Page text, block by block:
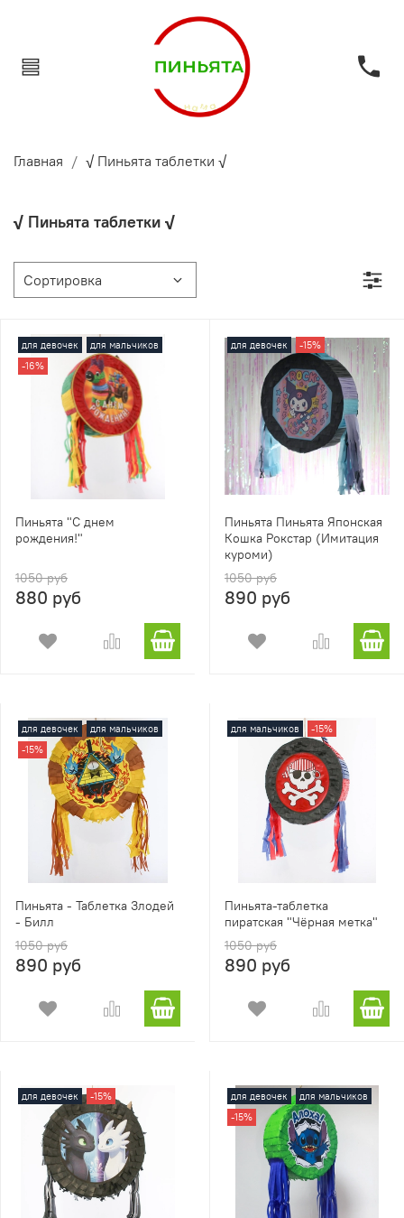
Главная √ Пиньята таблетки √
√ Пиньята таблетки √
для девочек
для мальчиков
-16%
Пиньята "С днем
рождения!"
1050 руб
880 руб
для девочек -15%
Пиньята Пиньята Японская
Кошка Рокстар (Имитация
куроми)
1050 руб
890 руб
для девочек
для мальчиков
-15%
Пиньята - Таблетка Злодей
- Билл
1050 руб
890 руб
для мальчиков -15%
Пиньята-таблетка
пиратская "Чёрная метка"
1050 руб
890 руб
для девочек -15% для девочек
для мальчиков
-15%